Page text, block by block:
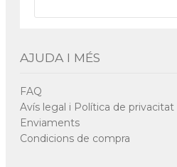
AJUDA I MÉS
FAQ
Avís legal i Política de privacitat
Enviaments
Condicions de compra